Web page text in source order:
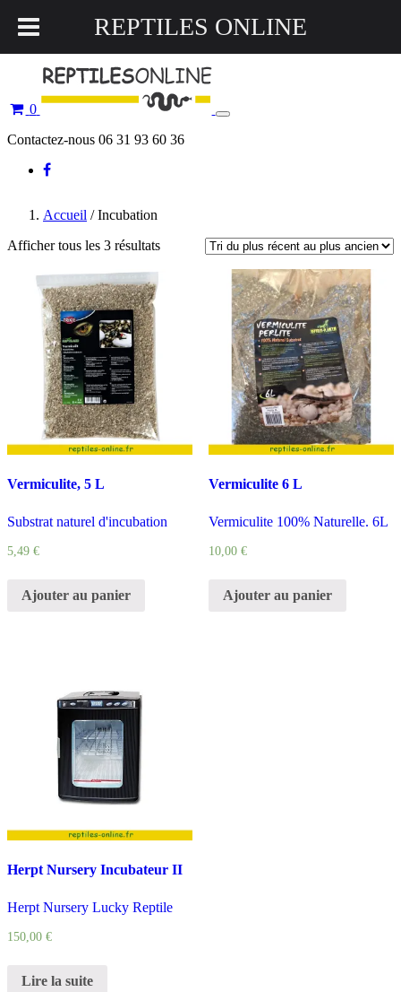
0
Toggle
Contactez-nous 06 31 93 60 36
Accueil / Incubation
Afficher tous les 3 résultats
Vermiculite, 5 L
Substrat naturel d'incubation
5,49 €
Ajouter au panier
Vermiculite 6 L
Vermiculite 100% Naturelle. 6L
10,00 €
Ajouter au panier
Herpt Nursery Incubateur II
Herpt Nursery Lucky Reptile
150,00 €
Lire la suite
REPTILES ONLINE